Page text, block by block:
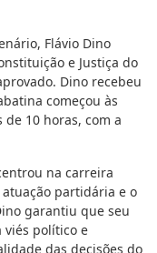
Flávio Dino
e Justiça do
Dino recebeu
começou às
10 horas, com a
na carreira
partidária e o
garantiu que seu
viés político e
das decisões do